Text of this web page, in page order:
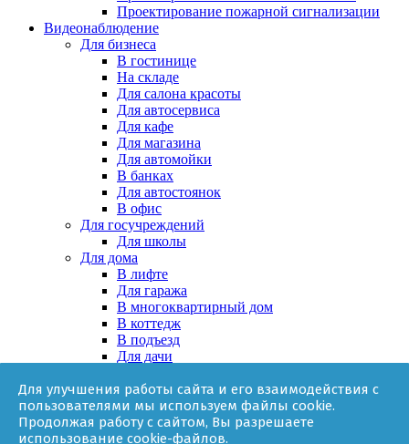
Для улучшения работы сайта и его взаимодействия с
пользователями мы используем файлы cookie.
Продолжая работу с сайтом, Вы разрешаете
использование cookie-файлов.
Проектирование пожарной сигнализации
Видеонаблюдение
Для бизнеса
В гостинице
На складе
Для салона красоты
Для автосервиса
Для кафе
Для магазина
Для автомойки
В банках
Для автостоянок
В офис
Для госучреждений
Для школы
Для дома
В лифте
Для гаража
В многоквартирный дом
В коттедж
В подъезд
Для дачи
За няней
В квартире
Для ТСЖ
Оборудование